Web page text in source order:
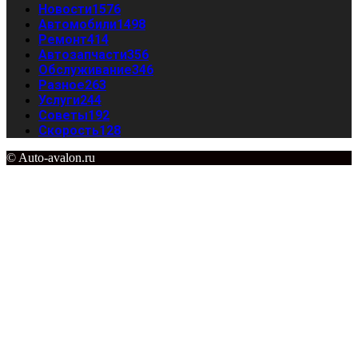
Новости1576
Автомобили1498
Ремонт414
Автозапчасти356
Обслуживание346
Разное263
Услуги244
Советы192
Скорость128
© Auto-avalon.ru